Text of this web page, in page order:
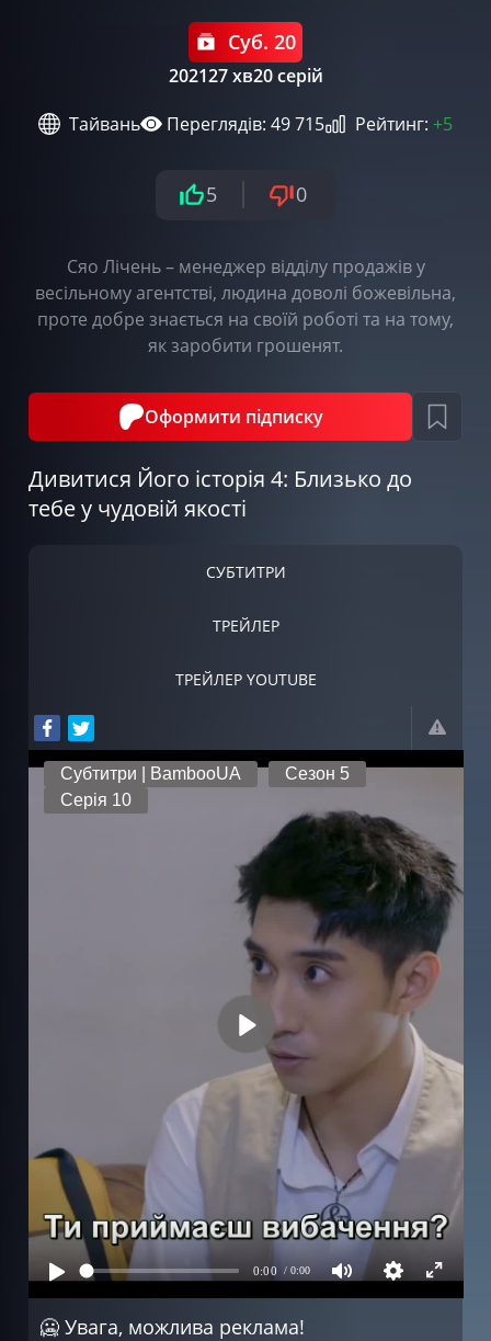
Суб. 20
202127 хв20 серій
Тайвань
Переглядів: 49 715 Рейтинг: +5
5 0
Сяо Лічень – менеджер відділу продажів у
весільному агентстві, людина доволі божевільна,
проте добре знається на своїй роботі та на тому,
як заробити грошенят.
Оформити підписку
Дивитися Його історія 4: Близько до
тебе у чудовій якості
СУБТИТРИ
ТРЕЙЛЕР
ТРЕЙЛЕР YOUTUBE
🥶 Увага, можлива реклама!